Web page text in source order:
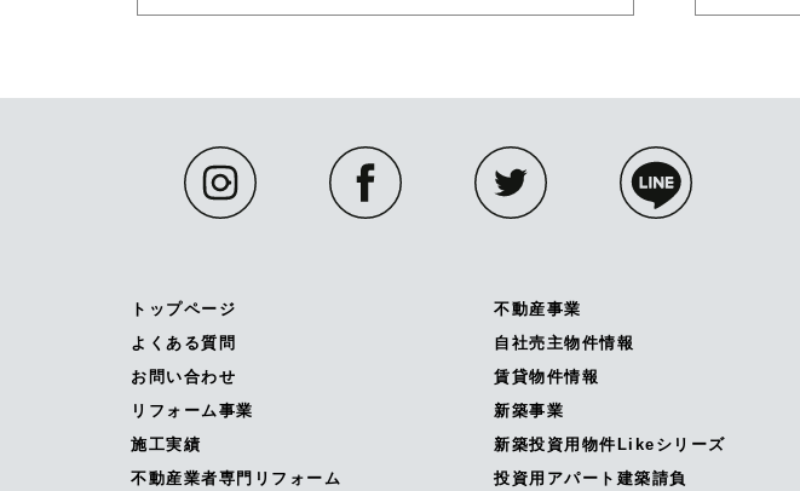
トップページ
よくある質問
お問い合わせ
リフォーム事業
施工実績
不動産業者専門リフォーム
不動産事業
自社売主物件情報
賃貸物件情報
新築事業
新築投資用物件Likeシリーズ
投資用アパート建築請負